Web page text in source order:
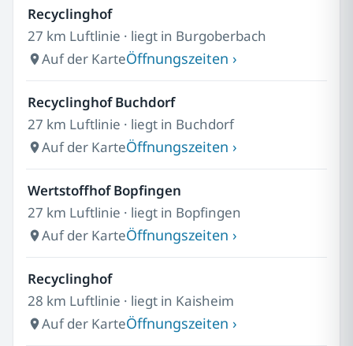
Recyclinghof
27 km Luftlinie · liegt in Burgoberbach
Auf der KarteÖffnungszeiten ›
Recyclinghof Buchdorf
27 km Luftlinie · liegt in Buchdorf
Auf der KarteÖffnungszeiten ›
Wertstoffhof Bopfingen
27 km Luftlinie · liegt in Bopfingen
Auf der KarteÖffnungszeiten ›
Recyclinghof
28 km Luftlinie · liegt in Kaisheim
Auf der KarteÖffnungszeiten ›